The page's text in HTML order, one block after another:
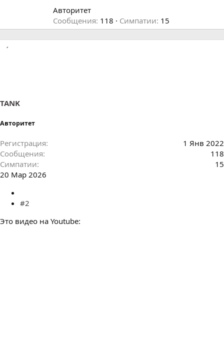
т
о
р
Авторитет
Сообщения 118 Симпатии 15
TANK
Авторитет
Регистрация
1 Янв 2022
Сообщения
118
Симпатии
15
20 Мар 2026
#2
Это видео на Youtube: